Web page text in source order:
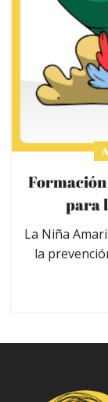
para
La Niña
la